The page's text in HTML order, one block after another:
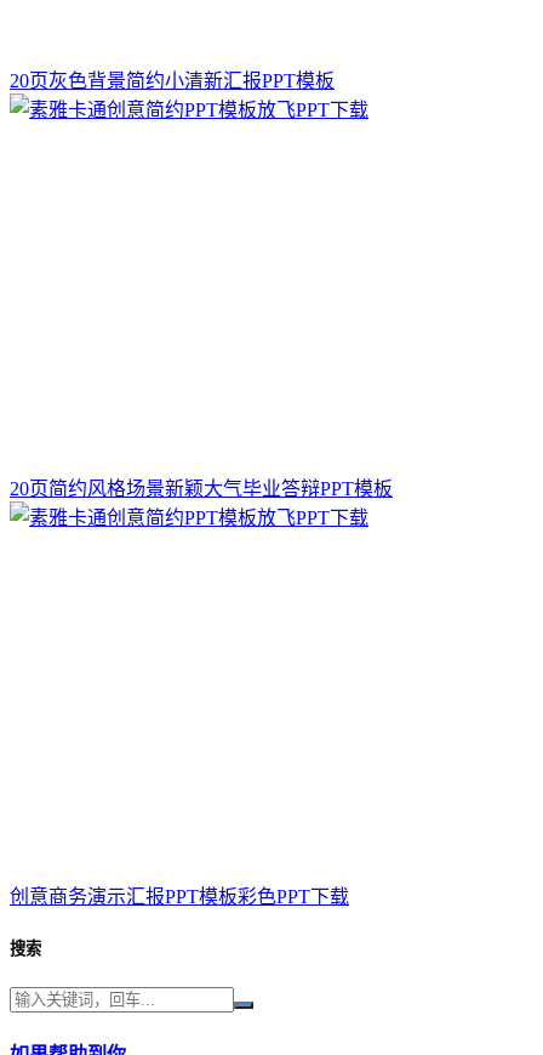
20页灰色背景简约小清新汇报PPT模板
20页简约风格场景新颖大气毕业答辩PPT模板
创意商务演示汇报PPT模板彩色PPT下载
搜索